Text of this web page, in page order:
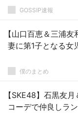
GOSSIP速報
【山口百恵＆三浦
妻に第1子となる女
僕のまとめ
【SKE48】石黒友
コーデで仲良しラ